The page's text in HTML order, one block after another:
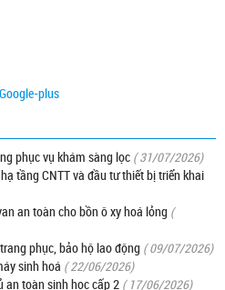
Google-plus
phục vụ khám sàng lọc ( 31/07/2026)
tầng CNTT và đầu tư thiết bị triển khai
an toàn cho bồn ô xy hoá lỏng (
phục, bảo hộ lao động ( 09/07/2026)
sinh hoá ( 22/06/2026)
an toàn sinh học cấp 2 ( 17/06/2026)